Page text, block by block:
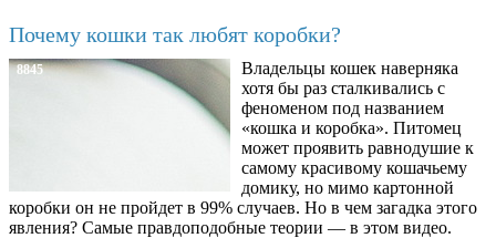
Почему кошки так любят коробки?
8845
Владельцы кошек наверняка
хотя бы раз сталкивались с
феноменом под названием
«кошка и коробка». Питомец
может проявить равнодушие к
самому красивому кошачьему
домику, но мимо картонной
коробки он не пройдет в 99% случаев. Но в чем загадка этого
явления? Самые правдоподобные теории — в этом видео.